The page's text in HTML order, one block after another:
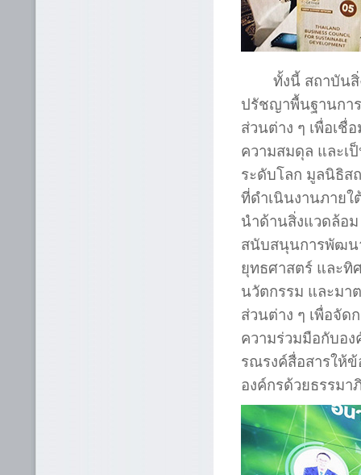
ทั้งนี้ สถาบันสิ่งแ
ปรัชญาพื้นฐานการ
ส่วนต่าง ๆ เพื่อเชื่
ความสมดุล และเ
ระดับโลก มูลนิธิส
ที่ดำเนินงานภาย
นำด้านสิ่งแวดล้อ
สนับสนุนการพัฒน
ยุทธศาสตร์ และทิ
นวัตกรรม และมา
ส่วนต่าง ๆ เพื่อจัด
ความร่วมมือกับอ
รณรงค์สื่อสารให้
องค์กรด้วยธรรมา